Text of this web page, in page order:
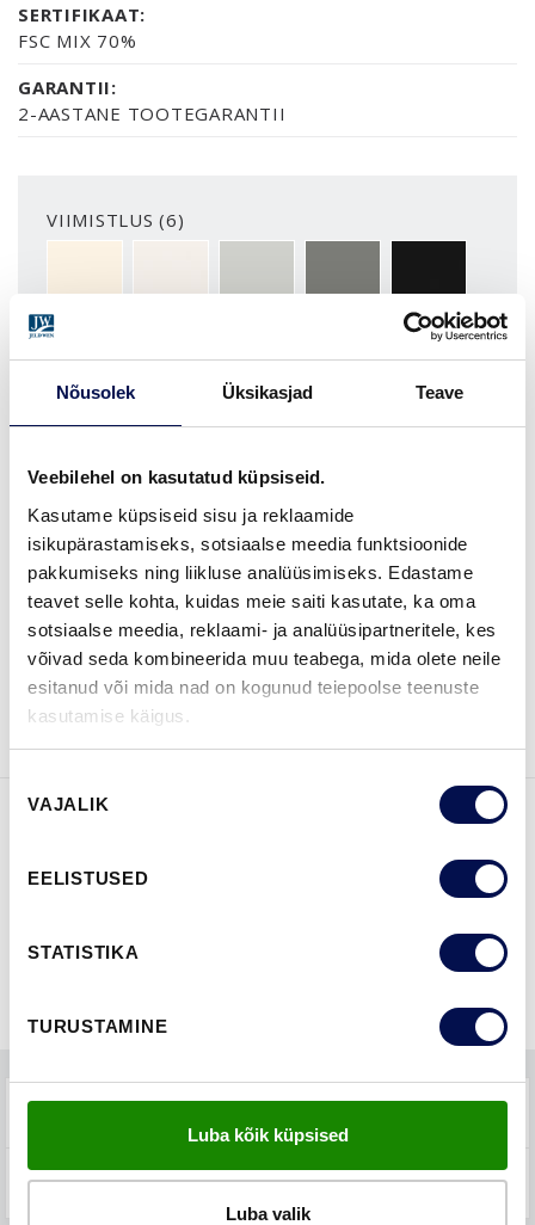
Nõusolek Üksikasjad Teave
Veebilehel on kasutatud küpsiseid.
Kasutame küpsiseid sisu ja reklaamide
isikupärastamiseks, sotsiaalse meedia funktsioonide
pakkumiseks ning liikluse analüüsimiseks. Edastame
teavet selle kohta, kuidas meie saiti kasutate, ka oma
sotsiaalse meedia, reklaami- ja analüüsipartneritele, kes
võivad seda kombineerida muu teabega, mida olete neile
esitanud või mida nad on kogunud teiepoolse teenuste
kasutamise käigus.
valik
VAJALIK
EELISTUSED
STATISTIKA
TURUSTAMINE
Luba kõik küpsised
Luba valik
SERTIFIKAAT:
FSC MIX 70%
GARANTII:
2-AASTANE TOOTEGARANTII
VIIMISTLUS (6)
LEIA EDASIMÜÜJA
BROŠÜÜRE
TEHNILINE KIRJELDUS
KKK-D